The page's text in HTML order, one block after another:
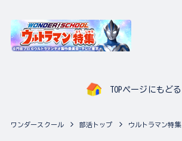
TOPページにもどる
ワンダースクール 部活トップ ウルトラマン特集